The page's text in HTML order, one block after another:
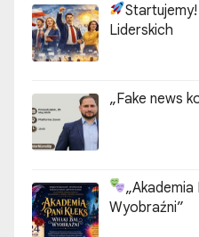
Liderskich
„Fake news
„Akademia
Wyobraźni”